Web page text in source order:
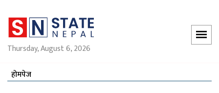
Thursday, August 6, 2026
होमपेज